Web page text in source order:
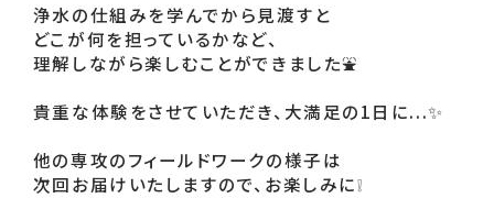
浄水の仕組みを学んでから見渡すと
どこが何を担っているかなど、
理解しながら楽しむことができました⛲
貴重な体験をさせていただき、大満足の1日に...✨
他の専攻のフィールドワークの様子は
次回お届けいたしますので、お楽しみに❕